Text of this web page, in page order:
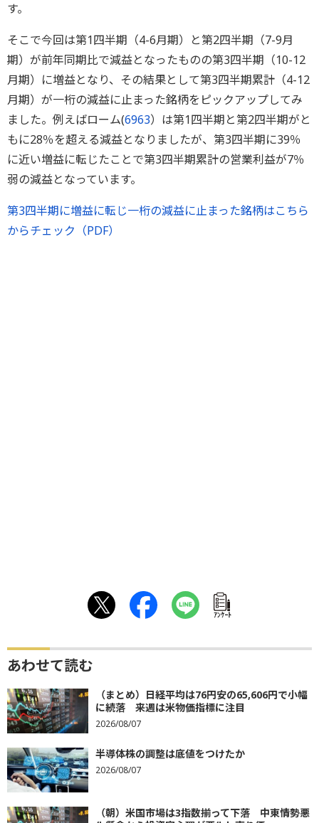
す。
そこで今回は第1四半期（4-6月期）と第2四半期（7-9月
期）が前年同期比で減益となったものの第3四半期（10-12
月期）に増益となり、その結果として第3四半期累計（4-12
月期）が一桁の減益に止まった銘柄をピックアップしてみ
ました。例えばローム(6963）は第1四半期と第2四半期がと
もに28％を超える減益となりましたが、第3四半期に39％
に近い増益に転じたことで第3四半期累計の営業利益が7％
弱の減益となっています。
第3四半期に増益に転じ一桁の減益に止まった銘柄はこちら
からチェック（PDF）
ｱﾝｹｰﾄ
あわせて読む
（まとめ）日経平均は76円安の65,606円で小幅
に続落 来週は米物価指標に注目
2026/08/07
半導体株の調整は底値をつけたか
2026/08/07
（朝）米国市場は3指数揃って下落 中東情勢悪